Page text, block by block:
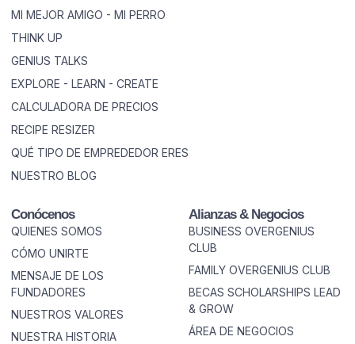
MI MEJOR AMIGO - MI PERRO
THINK UP
GENIUS TALKS
EXPLORE - LEARN - CREATE
CALCULADORA DE PRECIOS
RECIPE RESIZER
QUÉ TIPO DE EMPREDEDOR ERES
NUESTRO BLOG
Conócenos
QUIENES SOMOS
CÓMO UNIRTE
MENSAJE DE LOS
FUNDADORES
NUESTROS VALORES
NUESTRA HISTORIA
Alianzas & Negocios
BUSINESS OVERGENIUS
CLUB
FAMILY OVERGENIUS CLUB
BECAS SCHOLARSHIPS LEAD
& GROW
ÁREA DE NEGOCIOS